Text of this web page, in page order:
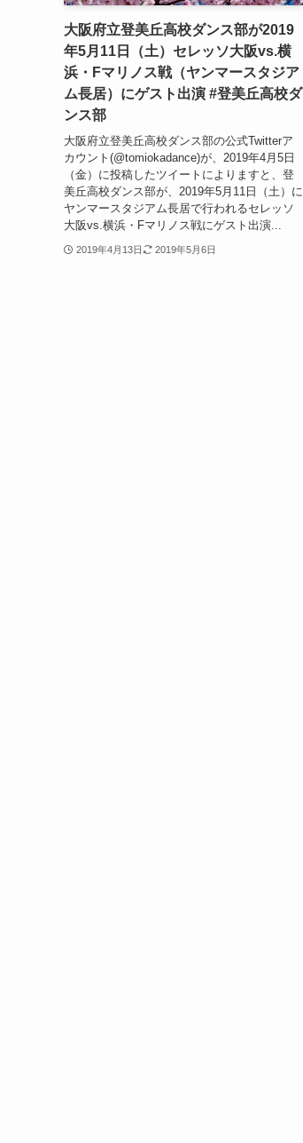
大阪府立登美丘高校ダンス部が2019
年5月11日（土）セレッソ大阪vs.横
浜・Fマリノス戦（ヤンマースタジア
ム長居）にゲスト出演 #登美丘高校ダ
ンス部
大阪府立登美丘高校ダンス部の公式Twitterア
カウント(@tomiokadance)が、2019年4月5日
（金）に投稿したツイートによりますと、登
美丘高校ダンス部が、2019年5月11日（土）に
ヤンマースタジアム長居で行われるセレッソ
大阪vs.横浜・Fマリノス戦にゲスト出演...
2019年4月13日 2019年5月6日